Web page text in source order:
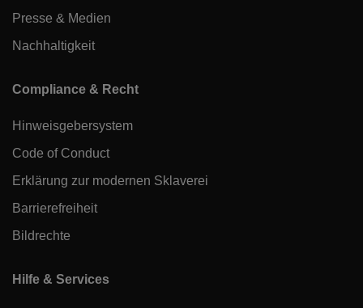
Presse & Medien
Nachhaltigkeit
Compliance & Recht
Hinweisgebersystem
Code of Conduct
Erklärung zur modernen Sklaverei
Barrierefreiheit
Bildrechte
Hilfe & Services